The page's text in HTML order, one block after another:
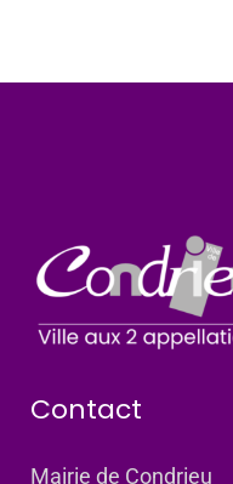
Contact
Mairie de Condrieu